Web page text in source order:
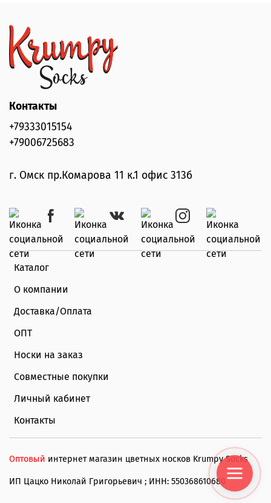
Каталог
О компании
Доставка/Оплата
ОПТ
Носки на заказ
Совместные покупки
Личный кабинет
Контакты
Контакты
+79333015154
+79006725683
г. Омск пр.Комарова 11 к.1 офис 313б
Оптовый интернет магазин цветных носков Krumpy Socks
ИП Цацко Николай Григорьевич ; ИНН: 550368610680